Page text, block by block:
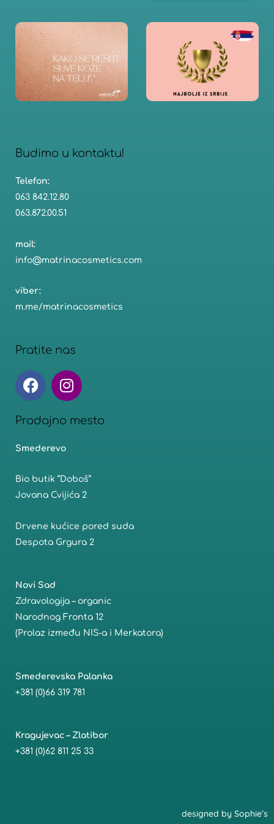
Kako
kože
Budimo u kontaktu!​
Telefon:
063 842.12.80
063.872.00.51
mail:
info@matrinacosmetics.com
viber:
m.me/matrinacosmetics
Pratite nas
F
a
e
o
k
I
n
t
g
a
m
Prodajno mesto
Smederevo
Bio butik “Doboš”
Jovana Cvijića 2
Drvene kućice pored suda
Despota Grgura 2
Novi Sad
Zdravologija – organic
Narodnog Fronta 12
(Prolaz između NIS-a i Merkatora)
Smederevska Palanka
+381 (0)66 319 781
Kragujevac – Zlatibor
+381 (0)62 811 25 33
designed by Sophie’s